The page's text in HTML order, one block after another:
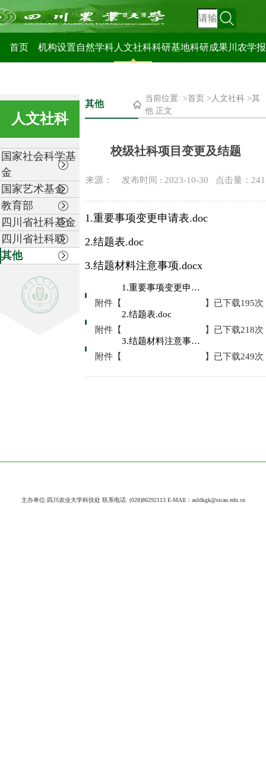
科技管理处
首页 机构设置自然学科人文社科科研基地科研成果川农学报
人文社科
国家社会科学基
金
国家艺术基金
教育部
四川省社科基金
四川省社科联
其他
其他
当前位置: >首页 > 人文社科 >其
他 正文
校级社科项目变更及结题
来源： 发布时间 : 2023-10-30 点击量：241
1.重要事项变更申请表.doc
2.结题表.doc
3.结题材料注意事项.docx
附件【
1.重要事项变更申请表.doc
】已下载195次
附件【
2.结题表.doc
】已下载218次
附件【
3.结题材料注意事项.docx
】已下载249次
主办单位:四川农业大学科技处 联系电话: (028)86292113 E-MAIl：auldkgk@sicau.edu.cn